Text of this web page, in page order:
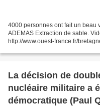
4000 personnes ont fait un beau
ADEMAS Extraction de sable.
http://www.ouest-france.fr/
La décision de
nucléaire militaire a
démocratique (Paul